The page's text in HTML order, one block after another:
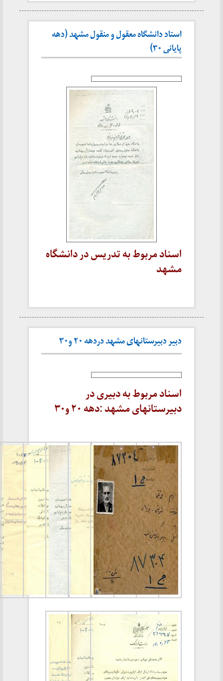
استاد دانشگاه معقول و منقول مشهد (دهه
اسناد مربوط به تدریس در دانشگاه
دبیر دبیرستانهای مشهد دردهه ۲۰ و۳۰
اسناد مربوط به دبیری در
دبیرستانهای مشهد :دهه ۲۰ و۳۰